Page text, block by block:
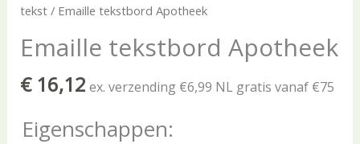
tekst/ Emaille tekstbord Apotheek
Emaille tekstbord Apotheek
€16,12 ex. verzending €6,99 NL gratis vanaf €75
Eigenschappen: